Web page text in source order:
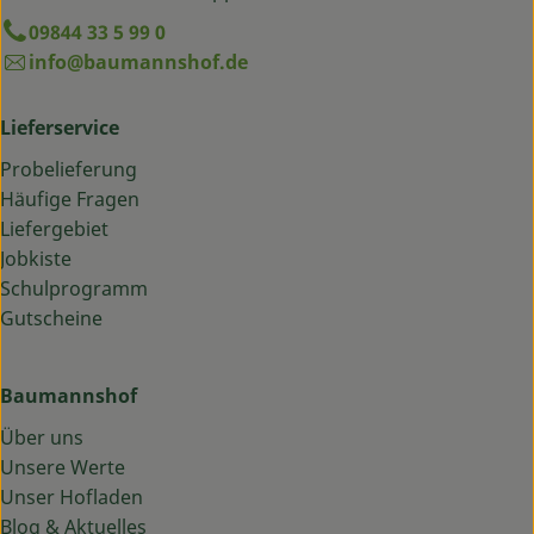
09844 33 5 99 0
info@baumannshof.de
Lieferservice
Probelieferung
Häufige Fragen
Liefergebiet
Jobkiste
Schulprogramm
Gutscheine
Baumannshof
Über uns
Unsere Werte
Unser Hofladen
Blog & Aktuelles